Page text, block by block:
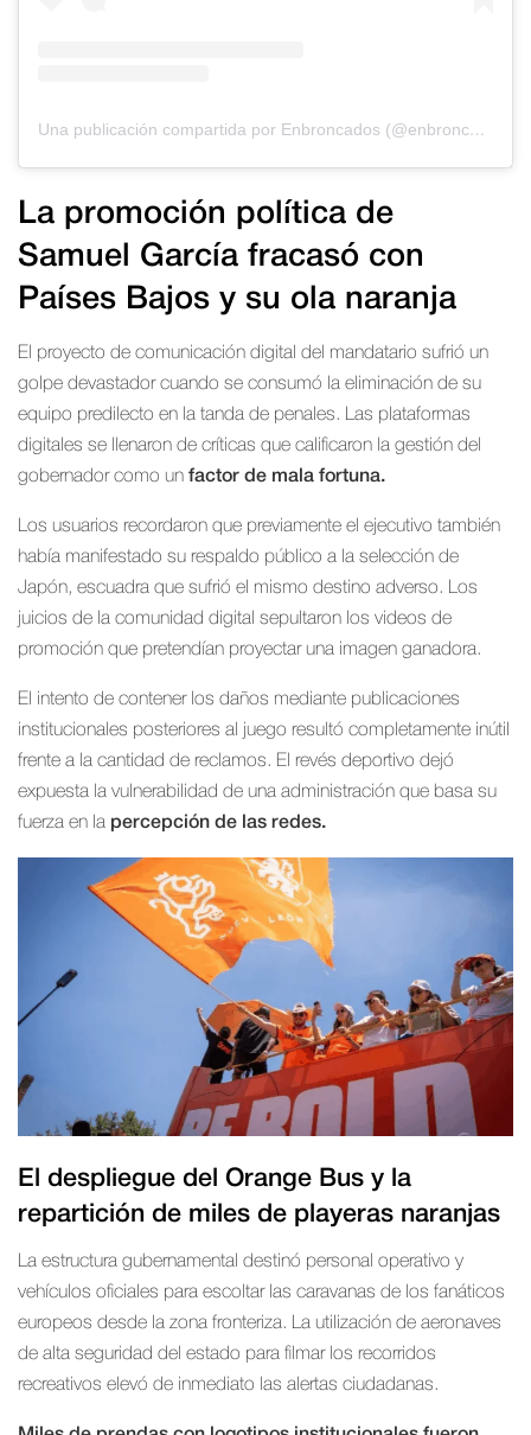
Una publicación compartida por Enbroncados (@enbroncados_mty)
La promoción política de
Samuel García fracasó con
Países Bajos y su ola naranja
El proyecto de comunicación digital del mandatario sufrió un
golpe devastador cuando se consumó la eliminación de su
equipo predilecto en la tanda de penales. Las plataformas
digitales se llenaron de críticas que calificaron la gestión del
gobernador como un factor de mala fortuna.
Los usuarios recordaron que previamente el ejecutivo también
había manifestado su respaldo público a la selección de
Japón, escuadra que sufrió el mismo destino adverso. Los
juicios de la comunidad digital sepultaron los videos de
promoción que pretendían proyectar una imagen ganadora.
El intento de contener los daños mediante publicaciones
institucionales posteriores al juego resultó completamente inútil
frente a la cantidad de reclamos. El revés deportivo dejó
expuesta la vulnerabilidad de una administración que basa su
fuerza en la percepción de las redes.
El despliegue del Orange Bus y la
repartición de miles de playeras naranjas
La estructura gubernamental destinó personal operativo y
vehículos oficiales para escoltar las caravanas de los fanáticos
europeos desde la zona fronteriza. La utilización de aeronaves
de alta seguridad del estado para filmar los recorridos
recreativos elevó de inmediato las alertas ciudadanas.